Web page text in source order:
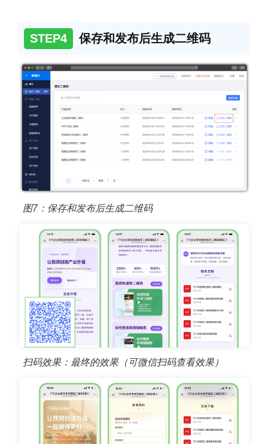
STEP4 保存和发布后生成二维码
图7：保存和发布后生成二维码
扫码效果：最终的效果（可微信扫码查看效果）